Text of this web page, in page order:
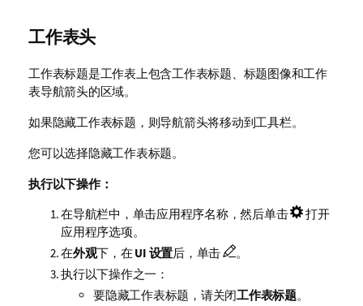
工作表头
工作表标题是工作表上包含工作表标题、标题图像和工作
表导航箭头的区域。
如果隐藏工作表标题，则导航箭头将移动到工具栏。
您可以选择隐藏工作表标题。
执行以下操作：
在导航栏中，单击应用程序名称，然后单击
打开
应用程序选项。
在外观下，在 UI 设置后，单击
。
执行以下操作之一：
要隐藏工作表标题，请关闭工作表标题。